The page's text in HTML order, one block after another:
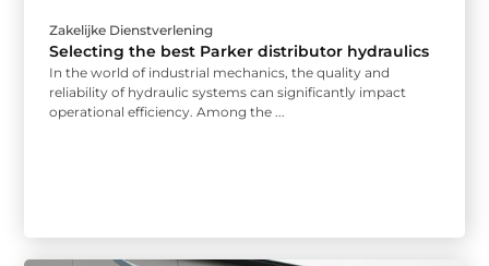
Zakelijke Dienstverlening
Selecting the best Parker distributor hydraulics
In the world of industrial mechanics, the quality and
reliability of hydraulic systems can significantly impact
operational efficiency. Among the ...